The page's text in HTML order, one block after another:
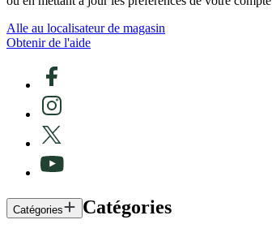
Alle au localisateur de magasin
Obtenir de l'aide
Catégories Catégories